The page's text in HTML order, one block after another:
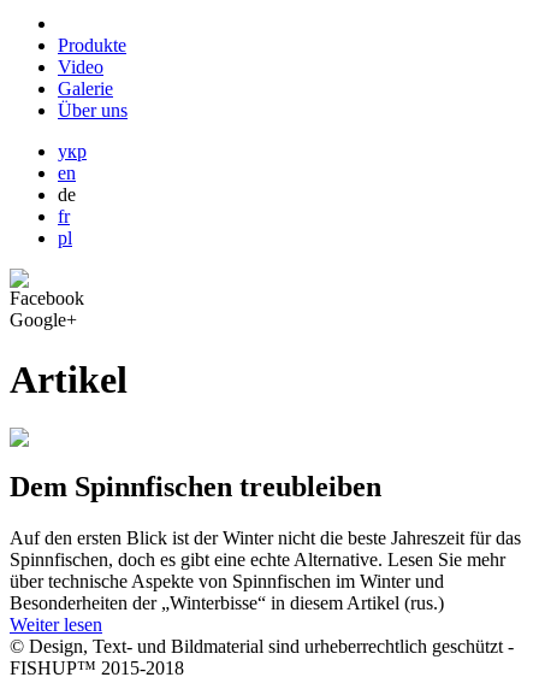
Produkte
Video
Galerie
Über uns
укр
en
de
fr
pl
Facebook
Google+
Artikel
Dem Spinnfischen treubleiben
Auf den ersten Blick ist der Winter nicht die beste Jahreszeit für das
Spinnfischen, doch es gibt eine echte Alternative. Lesen Sie mehr
über technische Aspekte von Spinnfischen im Winter und
Besonderheiten der „Winterbisse“ in diesem Artikel (rus.)
Weiter lesen
© Design, Text- und Bildmaterial sind urheberrechtlich geschützt -
FISHUP™ 2015-2018